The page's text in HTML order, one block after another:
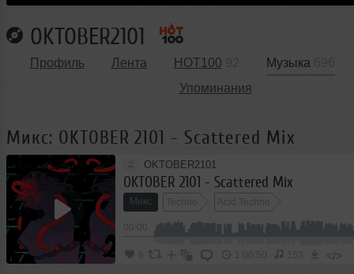
OKTOBER2101
Профиль Лента HOT100 Музыка
Упоминания
Микс: OKTOBER 2101 - Scattered Mix
OKTOBER2101
OKTOBER 2101 - Scattered Mix
Микс Techno Acid Techno
6 1:00:50 153 </>